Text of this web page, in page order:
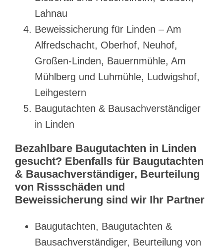
Lahnau
Beweissicherung für Linden – Am
Alfredschacht, Oberhof, Neuhof,
Großen-Linden, Bauernmühle, Am
Mühlberg und Luhmühle, Ludwigshof,
Leihgestern
Baugutachten & Bausachverständiger
in Linden
Bezahlbare Baugutachten in Linden
gesucht? Ebenfalls für Baugutachten
& Bausachverständiger, Beurteilung
von Rissschäden und
Beweissicherung sind wir Ihr Partner
Baugutachten, Baugutachten &
Bausachverständiger, Beurteilung von